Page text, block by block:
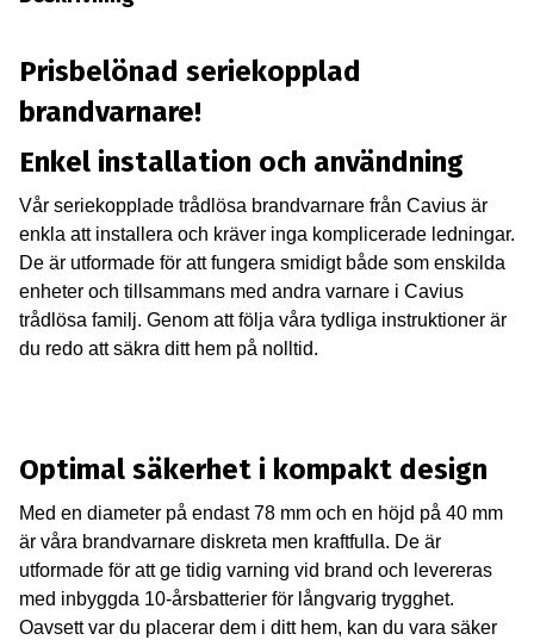
Prisbelönad seriekopplad
brandvarnare!
Enkel installation och användning
Vår seriekopplade trådlösa brandvarnare från Cavius är
enkla att installera och kräver inga komplicerade ledningar.
De är utformade för att fungera smidigt både som enskilda
enheter och tillsammans med andra varnare i Cavius
trådlösa familj. Genom att följa våra tydliga instruktioner är
du redo att säkra ditt hem på nolltid.
Optimal säkerhet i kompakt design
Med en diameter på endast 78 mm och en höjd på 40 mm
är våra brandvarnare diskreta men kraftfulla. De är
utformade för att ge tidig varning vid brand och levereras
med inbyggda 10-årsbatterier för långvarig trygghet.
Oavsett var du placerar dem i ditt hem, kan du vara säker